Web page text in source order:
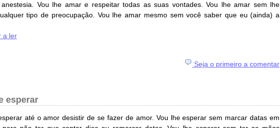
Vou lhe amar e respeitar todas as suas vontades. Vou lhe amar sem lhe
tipo de preocupação. Vou lhe amar mesmo sem você saber que eu (ainda) a
a ler
Seja o primeiro a comentar
esperar
até o amor desistir de se fazer de amor. Vou lhe esperar sem marcar datas em